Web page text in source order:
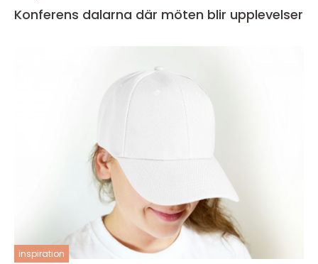
Konferens dalarna där möten blir upplevelser
inspiration